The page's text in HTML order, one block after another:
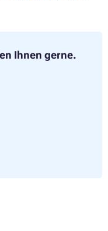
Ihnen gerne.